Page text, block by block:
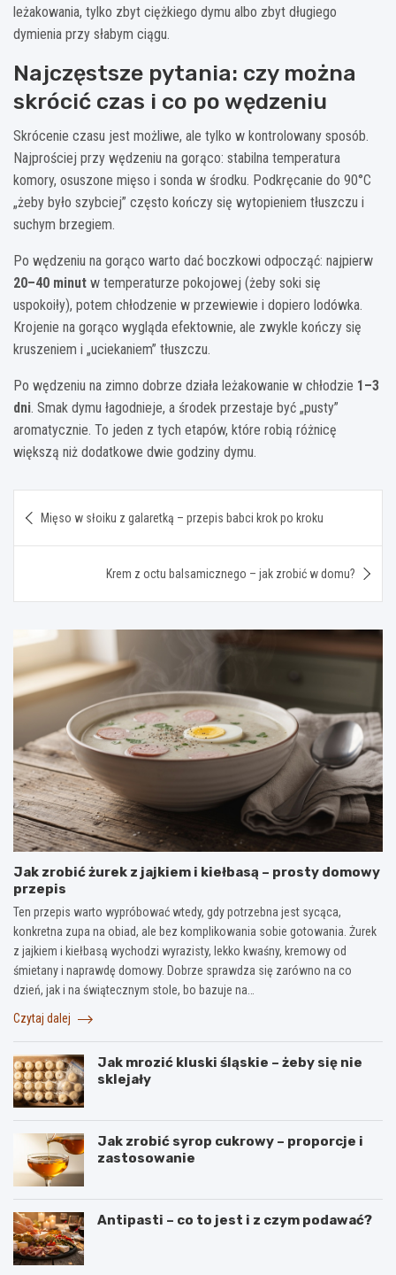
leżakowania, tylko zbyt ciężkiego dymu albo zbyt długiego
dymienia przy słabym ciągu.
Najczęstsze pytania: czy można
skrócić czas i co po wędzeniu
Skrócenie czasu jest możliwe, ale tylko w kontrolowany sposób.
Najprościej przy wędzeniu na gorąco: stabilna temperatura
komory, osuszone mięso i sonda w środku. Podkręcanie do 90°C
„żeby było szybciej” często kończy się wytopieniem tłuszczu i
suchym brzegiem.
Po wędzeniu na gorąco warto dać boczkowi odpocząć: najpierw
20–40 minut w temperaturze pokojowej (żeby soki się
uspokoiły), potem chłodzenie w przewiewie i dopiero lodówka.
Krojenie na gorąco wygląda efektownie, ale zwykle kończy się
kruszeniem i „uciekaniem” tłuszczu.
Po wędzeniu na zimno dobrze działa leżakowanie w chłodzie 1–3
dni. Smak dymu łagodnieje, a środek przestaje być „pusty”
aromatycznie. To jeden z tych etapów, które robią różnicę
większą niż dodatkowe dwie godziny dymu.
wpisu
Mięso w słoiku z galaretką – przepis babci krok po kroku
Krem z octu balsamicznego – jak zrobić w domu?
Jak zrobić żurek z jajkiem i kiełbasą – prosty domowy
przepis
Ten przepis warto wypróbować wtedy, gdy potrzebna jest sycąca,
konkretna zupa na obiad, ale bez komplikowania sobie gotowania. Żurek
z jajkiem i kiełbasą wychodzi wyrazisty, lekko kwaśny, kremowy od
śmietany i naprawdę domowy. Dobrze sprawdza się zarówno na co
dzień, jak i na świątecznym stole, bo bazuje na…
Czytaj dalej
Jak mrozić kluski śląskie – żeby się nie
sklejały
Jak zrobić syrop cukrowy – proporcje i
zastosowanie
Antipasti – co to jest i z czym podawać?